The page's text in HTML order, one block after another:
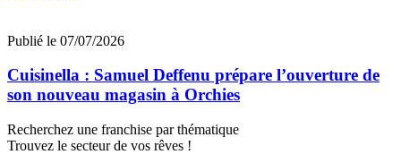
Publié le 07/07/2026
Cuisinella : Samuel Deffenu prépare l’ouverture de
son nouveau magasin à Orchies
Recherchez une franchise par thématique
Trouvez le secteur de vos rêves !